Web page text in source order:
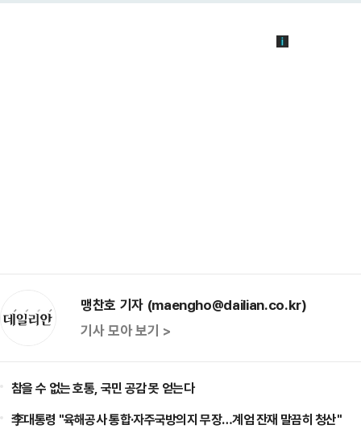
맹찬호 기자 (maengho@dailian.co.kr)
기사 모아 보기 >
참을 수 없는 호통, 국민 공감 못 얻는다
李대통령 "육해공사 통합·자주국방의지 무장…계엄 잔재 말끔히 청산"